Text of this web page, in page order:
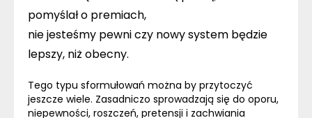
pomyślał o premiach,
nie jesteśmy pewni czy nowy system będzie
lepszy, niż obecny.
Tego typu sformułowań można by przytoczyć
jeszcze wiele. Zasadniczo sprowadzają się do oporu,
niepewności, roszczeń, pretensji i zachwiania